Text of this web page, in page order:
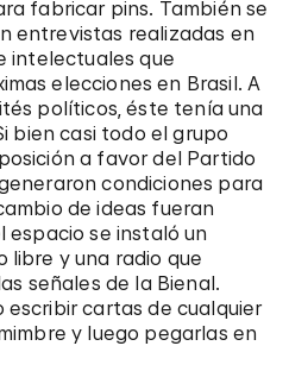
fabricar pins. También se
entrevistas realizadas en
intelectuales que
elecciones en Brasil. A
políticos, éste tenía una
bien casi todo el grupo
a favor del Partido
condiciones para
de ideas fueran
espacio se instaló un
libre y una radio que
señales de la Bienal.
escribir cartas de cualquier
y luego pegarlas en